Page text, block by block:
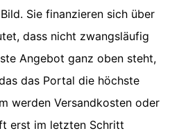
Sie finanzieren sich über
dass nicht zwangsläufig
Angebot ganz oben steht,
das Portal die höchste
werden Versandkosten oder
erst im letzten Schritt